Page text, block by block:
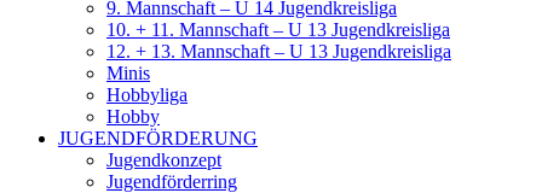
9. Mannschaft – U 14 Jugendkreisliga
10. + 11. Mannschaft – U 13 Jugendkreisliga
12. + 13. Mannschaft – U 13 Jugendkreisliga
Minis
Hobbyliga
Hobby
JUGENDFÖRDERUNG
Jugendkonzept
Jugendförderring